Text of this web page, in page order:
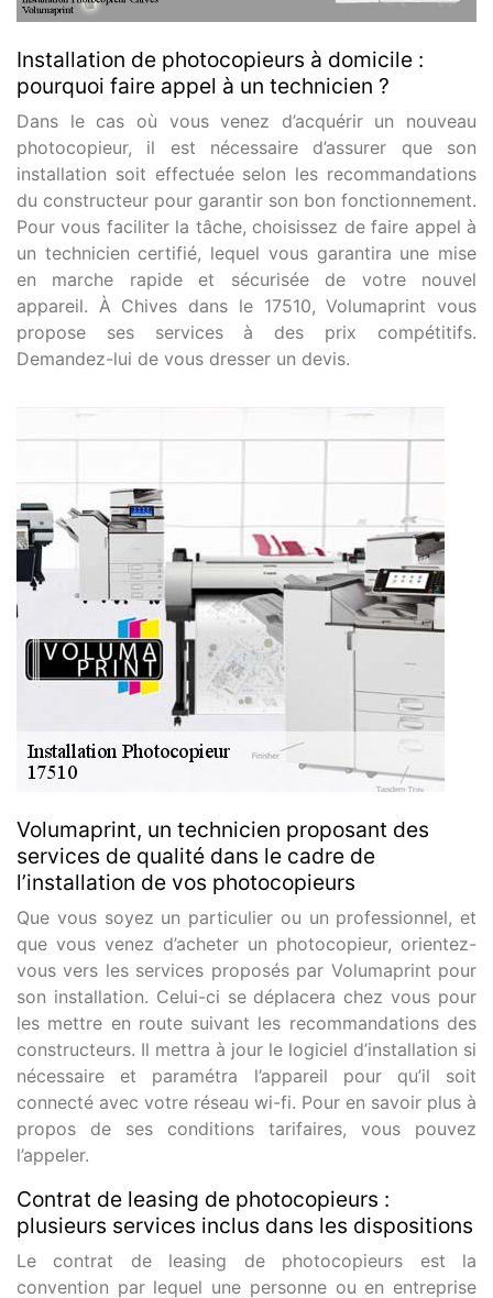
Installation de photocopieurs à domicile :
pourquoi faire appel à un technicien ?
Dans le cas où vous venez d’acquérir un nouveau
photocopieur, il est nécessaire d’assurer que son
installation soit effectuée selon les recommandations
du constructeur pour garantir son bon fonctionnement.
Pour vous faciliter la tâche, choisissez de faire appel à
un technicien certifié, lequel vous garantira une mise
en marche rapide et sécurisée de votre nouvel
appareil. À Chives dans le 17510, Volumaprint vous
propose ses services à des prix compétitifs.
Demandez-lui de vous dresser un devis.
Volumaprint, un technicien proposant des
services de qualité dans le cadre de
l’installation de vos photocopieurs
Que vous soyez un particulier ou un professionnel, et
que vous venez d’acheter un photocopieur, orientez-
vous vers les services proposés par Volumaprint pour
son installation. Celui-ci se déplacera chez vous pour
les mettre en route suivant les recommandations des
constructeurs. Il mettra à jour le logiciel d’installation si
nécessaire et paramétra l’appareil pour qu’il soit
connecté avec votre réseau wi-fi. Pour en savoir plus à
propos de ses conditions tarifaires, vous pouvez
l’appeler.
Contrat de leasing de photocopieurs :
plusieurs services inclus dans les dispositions
Le contrat de leasing de photocopieurs est la
convention par lequel une personne ou en entreprise